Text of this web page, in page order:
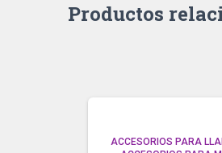
Productos
ACCESORIOS PARA